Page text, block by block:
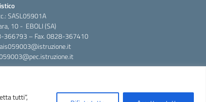
tutti”,
SASL05901A
10 - EBOLI (SA)
366793 – Fax. 0828-367410